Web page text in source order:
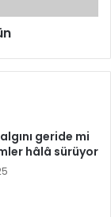
geride mi
hâlâ sürüyor